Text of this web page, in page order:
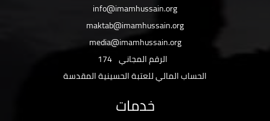
info@imamhussain.org
maktab@imamhussain.org
media@imamhussain.org
الرقم المجاني 174
الحساب المالي للعتبة الحسينية المقدسة
خدمات